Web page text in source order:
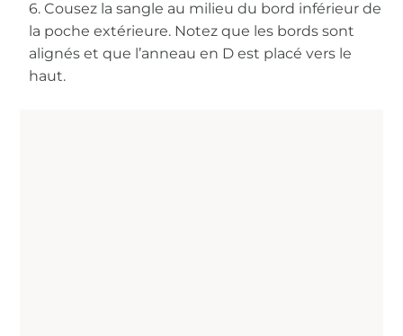
6. Cousez la sangle au milieu du bord inférieur de
la poche extérieure. Notez que les bords sont
alignés et que l’anneau en D est placé vers le
haut.